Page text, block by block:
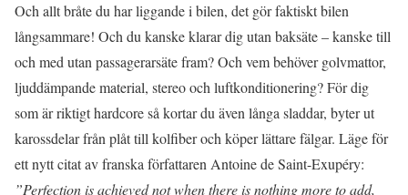
Och allt bråte du har liggande i bilen, det gör faktiskt bilen
långsammare! Och du kanske klarar dig utan baksäte – kanske till
och med utan passagerarsäte fram? Och vem behöver golvmattor,
ljuddämpande material, stereo och luftkonditionering? För dig
som är riktigt hardcore så kortar du även långa sladdar, byter ut
karossdelar från plåt till kolfiber och köper lättare fälgar. Läge för
ett nytt citat av franska författaren Antoine de Saint-Exupéry:
”Perfection is achieved not when there is nothing more to add,